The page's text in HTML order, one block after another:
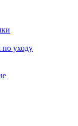
по уходу